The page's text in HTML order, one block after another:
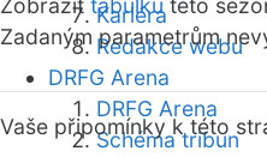
Kariéra
Redakce webu
DRFG Arena
DRFG Arena
Schéma tribun
Zobrazit tabulku této
Zadaným parametrům
Vaše připomínky k této